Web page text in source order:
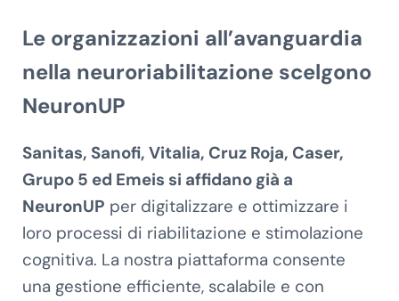
Le organizzazioni all’avanguardia
nella neuroriabilitazione scelgono
NeuronUP
Sanitas, Sanofi, Vitalia, Cruz Roja, Caser,
Grupo 5 ed Emeis si affidano già a
NeuronUP per digitalizzare e ottimizzare i
loro processi di riabilitazione e stimolazione
cognitiva. La nostra piattaforma consente
una gestione efficiente, scalabile e con